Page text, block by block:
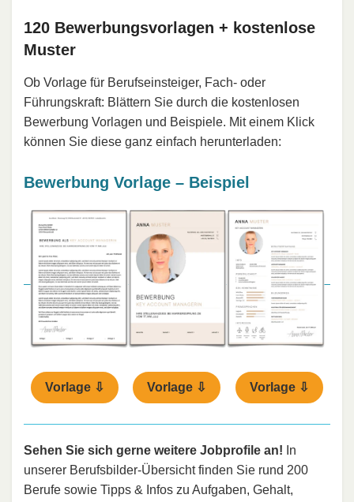
120 Bewerbungsvorlagen + kostenlose
Muster
Ob Vorlage für Berufseinsteiger, Fach- oder
Führungskraft: Blättern Sie durch die kostenlosen
Bewerbung Vorlagen und Beispiele. Mit einem Klick
können Sie diese ganz einfach herunterladen:
Bewerbung Vorlage – Beispiel
Vorlage ⇩ Vorlage ⇩ Vorlage ⇩
Sehen Sie sich gerne weitere Jobprofile an! In
unserer Berufsbilder-Übersicht finden Sie rund 200
Berufe sowie Tipps & Infos zu Aufgaben, Gehalt,